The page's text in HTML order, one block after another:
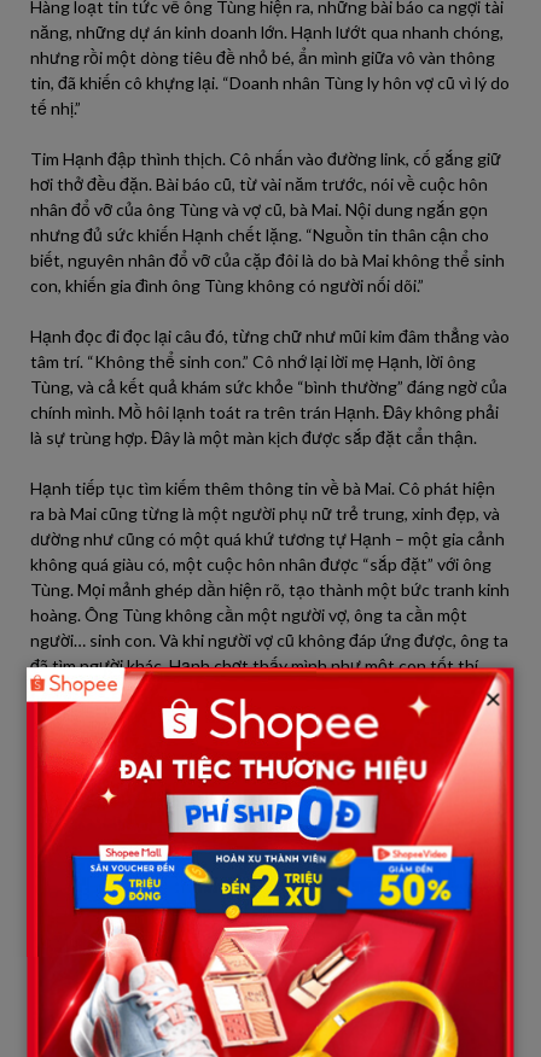
Hàng loạt tin tức về ông Tùng hiện ra, những bài báo ca ngợi tài
năng, những dự án kinh doanh lớn. Hạnh lướt qua nhanh chóng,
nhưng rồi một dòng tiêu đề nhỏ bé, ẩn mình giữa vô vàn thông
tin, đã khiến cô khựng lại. “Doanh nhân Tùng ly hôn vợ cũ vì lý do
tế nhị.”
Tim Hạnh đập thình thịch. Cô nhấn vào đường link, cố gắng giữ
hơi thở đều đặn. Bài báo cũ, từ vài năm trước, nói về cuộc hôn
nhân đổ vỡ của ông Tùng và vợ cũ, bà Mai. Nội dung ngắn gọn
nhưng đủ sức khiến Hạnh chết lặng. “Nguồn tin thân cận cho
biết, nguyên nhân đổ vỡ của cặp đôi là do bà Mai không thể sinh
con, khiến gia đình ông Tùng không có người nối dõi.”
Hạnh đọc đi đọc lại câu đó, từng chữ như mũi kim đâm thẳng vào
tâm trí. “Không thể sinh con.” Cô nhớ lại lời mẹ Hạnh, lời ông
Tùng, và cả kết quả khám sức khỏe “bình thường” đáng ngờ của
chính mình. Mồ hôi lạnh toát ra trên trán Hạnh. Đây không phải
là sự trùng hợp. Đây là một màn kịch được sắp đặt cẩn thận.
Hạnh tiếp tục tìm kiếm thêm thông tin về bà Mai. Cô phát hiện
ra bà Mai cũng từng là một người phụ nữ trẻ trung, xinh đẹp, và
dường như cũng có một quá khứ tương tự Hạnh – một gia cảnh
không quá giàu có, một cuộc hôn nhân được “sắp đặt” với ông
Tùng. Mọi mảnh ghép dần hiện rõ, tạo thành một bức tranh kinh
hoàng. Ông Tùng không cần một người vợ, ông ta cần một
người… sinh con. Và khi người vợ cũ không đáp ứng được, ông ta
đã tìm người khác. Hạnh chợt thấy mình như một con tốt thí,
một công cụ cho mưu đồ nào đó. Một sự thật kinh hoàng đang
dần lộ diện, quấn chặt lấy Hạnh, khiến cô nghẹt thở trong căn
phòng tối.
Nỗi sợ hãi và nghi ngờ thôi thúc Hạnh phải hành động. Cô biết
mình không thể cưới ông Tùng khi sự thật còn đang lơ lửng như
một lưỡi dao kề cổ. Hạnh tìm kiếm thông tin về bà Mai, người vợ
cũ của ông Tùng, bằng mọi cách. Cuối cùng, qua một người quen
ít ỏi còn liên lạc với bà, Hạnh có được số điện thoại.
Cuộc hẹn được sắp xếp vào một buổi chiều vắng khách tại một
quán cà phê ẩn mình trong con hẻm nhỏ. Hạnh đến sớm, chọn
một góc khuất, tim đập thình thịch trong lồng ngực. Cô ngẩng
đầu lên khi một người phụ nữ bước vào. Đó là bà Mai. Một người
phụ nữ trung niên, gầy gò đến đáng thương, dáng vẻ tiều tụy và
×